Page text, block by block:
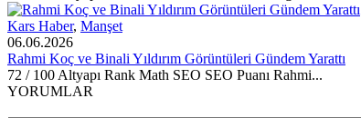
Kars Haber, Manşet
06.06.2026
Rahmi Koç ve Binali Yıldırım Görüntüleri Gündem Yarattı
72 / 100 Altyapı Rank Math SEO SEO Puanı Rahmi...
YORUMLAR